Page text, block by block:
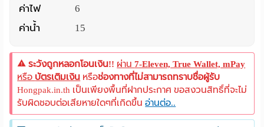
ค่าไฟ
6
ค่าน้ำ
15
ระวังถูกหลอกโอนเงิน!! ผ่าน7-Eleven, True Wallet, mPay
หรือ บัตรเติมเงิน หรือช่องทางที่ไม่สามารถทราบชื่อผู้รับ
Hongpak.in.th เป็นเพียงพื้นที่ฝากประกาศ ขอสงวนสิทธิ์ที่จะไม่
รับผิดชอบต่อเสียหายใดๆที่เกิดขึ้นอ่านต่อ..